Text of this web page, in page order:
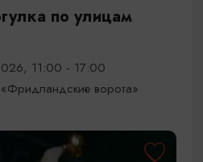
по улицам
11:00 - 17:00
ворота»